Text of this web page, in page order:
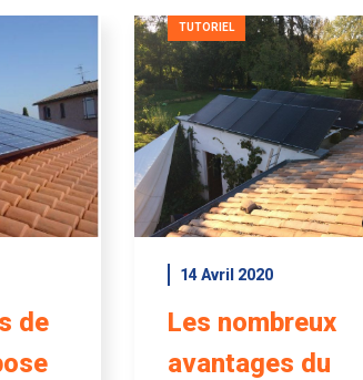
de
TUTORIEL
14 Avril 2020
Les nombreux
avantages du